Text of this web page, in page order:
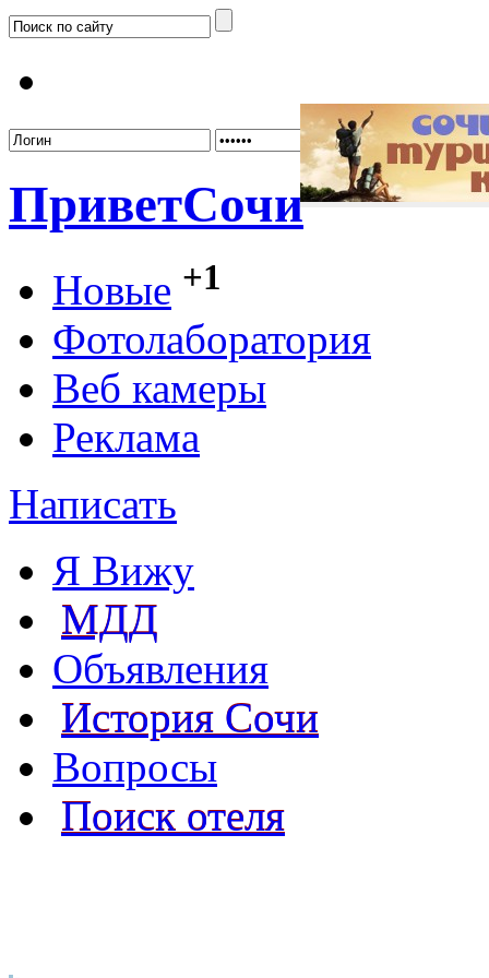
ПриветСочи
Новые +1
Фотолаборатория
Веб камеры
Реклама
Написать
Я Вижу
МДД
Объявления
История Сочи
Вопросы
Поиск отеля